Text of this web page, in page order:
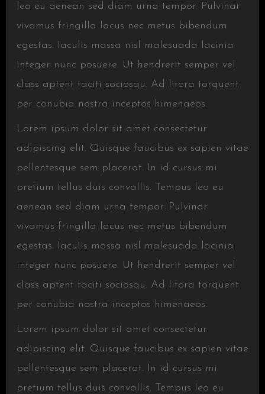
leo eu aenean sed diam urna tempor. Pulvinar
vivamus fringilla lacus nec metus bibendum
egestas. Iaculis massa nisl malesuada lacinia
integer nunc posuere. Ut hendrerit semper vel
class aptent taciti sociosqu. Ad litora torquent
per conubia nostra inceptos himenaeos.
Lorem ipsum dolor sit amet consectetur
adipiscing elit. Quisque faucibus ex sapien vitae
pellentesque sem placerat. In id cursus mi
pretium tellus duis convallis. Tempus leo eu
aenean sed diam urna tempor. Pulvinar
vivamus fringilla lacus nec metus bibendum
egestas. Iaculis massa nisl malesuada lacinia
integer nunc posuere. Ut hendrerit semper vel
class aptent taciti sociosqu. Ad litora torquent
per conubia nostra inceptos himenaeos.
Lorem ipsum dolor sit amet consectetur
adipiscing elit. Quisque faucibus ex sapien vitae
pellentesque sem placerat. In id cursus mi
pretium tellus duis convallis. Tempus leo eu